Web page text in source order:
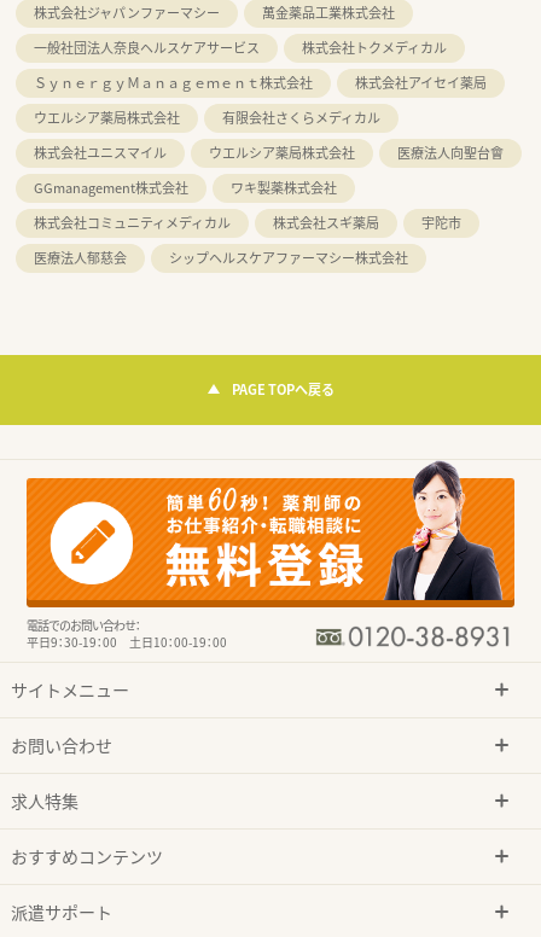
株式会社ジャパンファーマシー
萬金薬品工業株式会社
一般社団法人奈良ヘルスケアサービス
株式会社トクメディカル
ＳｙｎｅｒｇｙＭａｎａｇｅｍｅｎｔ株式会社
株式会社アイセイ薬局
ウエルシア薬局株式会社
有限会社さくらメディカル
株式会社ユニスマイル
ウエルシア薬局株式会社
医療法人向聖台會
GGmanagement株式会社
ワキ製薬株式会社
株式会社コミュニティメディカル
株式会社スギ薬局
宇陀市
医療法人郁慈会
シップヘルスケアファーマシー株式会社
PAGE TOPへ戻る
電話でのお問い合わせ：
平日9：30-19：00 土日10：00-19：00
サイトメニュー
お問い合わせ
求人特集
おすすめコンテンツ
派遣サポート